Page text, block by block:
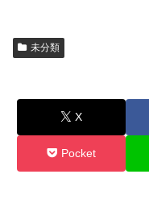
未分類
X
Pocket